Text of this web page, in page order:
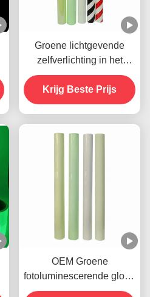
Groene lichtgevende
zelfverlichting in het
donker Vinyl kleeffilm
voor noodsignaal
Krijg Beste Prijs
OEM Groene
fotoluminescerende gloed
in het donker Sticker